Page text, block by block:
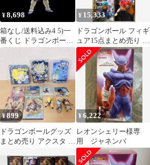
¥8,698
箱なし/送料込み4 5)一
番くじ ドラゴンボール
ジャネンバ
¥ 15,333
ドラゴンボール フィギ
ュア15点まとめ売り 一
番くじ
¥899
ドラゴンボールグッズ
まとめ売り アクスタ ス
ュア
¥6,222
レオンシェリー様専
用 ジャネンバ